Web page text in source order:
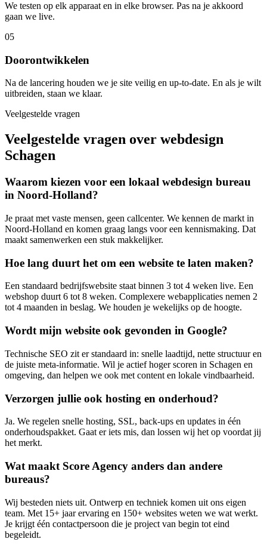
We testen op elk apparaat en in elke browser. Pas na je akkoord
gaan we live.
05
Doorontwikkelen
Na de lancering houden we je site veilig en up-to-date. En als je wilt
uitbreiden, staan we klaar.
Veelgestelde vragen
Veelgestelde vragen over webdesign
Schagen
Waarom kiezen voor een lokaal webdesign bureau
in Noord-Holland?
Je praat met vaste mensen, geen callcenter. We kennen de markt in
Noord-Holland en komen graag langs voor een kennismaking. Dat
maakt samenwerken een stuk makkelijker.
Hoe lang duurt het om een website te laten maken?
Een standaard bedrijfswebsite staat binnen 3 tot 4 weken live. Een
webshop duurt 6 tot 8 weken. Complexere webapplicaties nemen 2
tot 4 maanden in beslag. We houden je wekelijks op de hoogte.
Wordt mijn website ook gevonden in Google?
Technische SEO zit er standaard in: snelle laadtijd, nette structuur en
de juiste meta-informatie. Wil je actief hoger scoren in Schagen en
omgeving, dan helpen we ook met content en lokale vindbaarheid.
Verzorgen jullie ook hosting en onderhoud?
Ja. We regelen snelle hosting, SSL, back-ups en updates in één
onderhoudspakket. Gaat er iets mis, dan lossen wij het op voordat jij
het merkt.
Wat maakt Score Agency anders dan andere
bureaus?
Wij besteden niets uit. Ontwerp en techniek komen uit ons eigen
team. Met 15+ jaar ervaring en 150+ websites weten we wat werkt.
Je krijgt één contactpersoon die je project van begin tot eind
begeleidt.